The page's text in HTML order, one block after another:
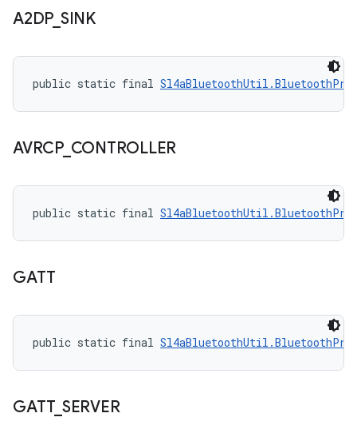
A2DP_ SINK
public static final
AVRCP_ CONTROLLER
public static final
GATT
public static final
GATT_ SERVER